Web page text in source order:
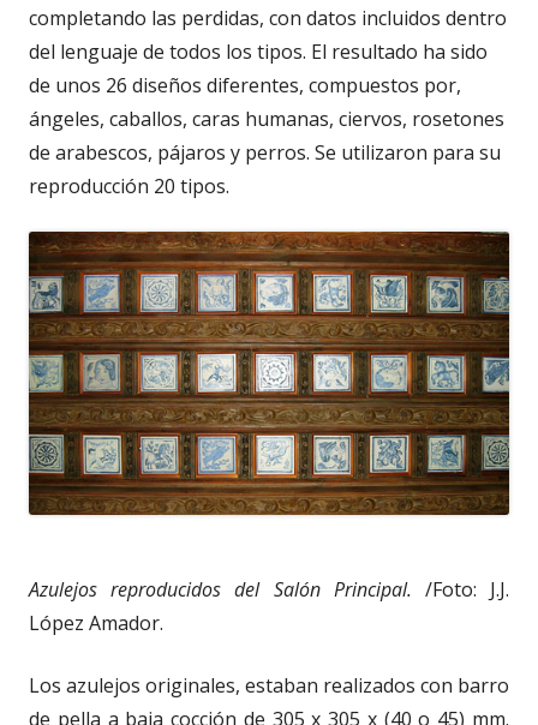
completando las perdidas, con datos incluidos dentro
del lenguaje de todos los tipos. El resultado ha sido
de unos 26 diseños diferentes, compuestos por,
ángeles, caballos, caras humanas, ciervos, rosetones
de arabescos, pájaros y perros. Se utilizaron para su
reproducción 20 tipos.
Azulejos reproducidos del Salón Principal. /Foto: J.J.
López Amador.
Los azulejos originales, estaban realizados con barro
de pella a baja cocción de 305 x 305 x (40 o 45) mm.